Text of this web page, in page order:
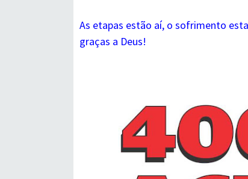
As etapas estão aí, o sofrimento
graças a Deus!